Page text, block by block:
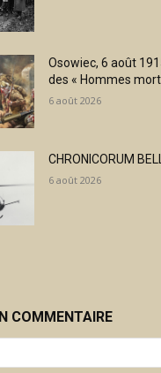
Osowiec, 6 août
des « Hommes
6 août 2026
CHRONICORUM
6 août 2026
COMMENTAIRE